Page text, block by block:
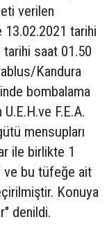
verilen
13.02.2021 tarihi
tarihi saat 01.50
Kandura
bombalama
F.E.A.
mensupları
ile birlikte 1
ve bu tüfeğe ait
Konuya
denildi.